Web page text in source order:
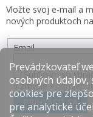
Prevádzkovateľ
osobných
cookies pre
pre analytické
Vložte svoj e-mail a
nových produktoch
Email
Súhlasím so
v zmysle
PRIHLÁSIŤ SA